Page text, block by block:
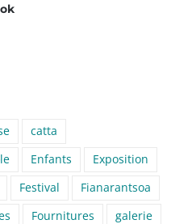
catta
Enfants
Exposition
Festival
Fianarantsoa
Fournitures
galerie